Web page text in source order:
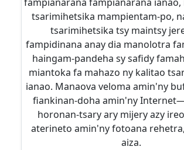
tsarimihetsika mampientam-po,
tsarimihetsika tsy maintsy
fampidinana anay dia manolotra
haingam-pandeha sy safidy
miantoka fa mahazo ny kalitao
ianao. Manaova veloma amin'ny
fiankinan-doha amin'ny
horonan-tsary ary mijery azy
aterineto amin'ny fotoana
aiza.